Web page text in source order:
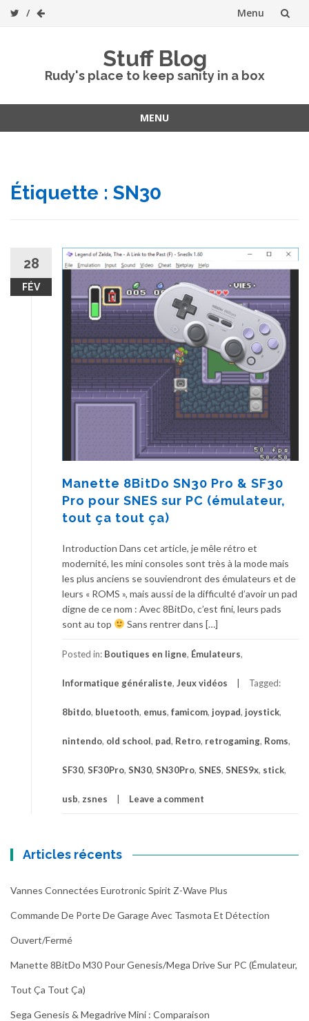
Menu
Stuff Blog
Rudy's place to keep sanity in a box
MENU
Étiquette : SN30
28
FÉV
Manette 8BitDo SN30 Pro & SF30
Pro pour SNES sur PC (émulateur,
tout ça tout ça)
Introduction Dans cet article, je mêle rétro et
modernité, les mini consoles sont très à la mode mais
les plus anciens se souviendront des émulateurs et de
leurs « ROMS », mais aussi de la difficulté d’avoir un pad
digne de ce nom : Avec 8BitDo, c’est fini, leurs pads
sont au top
Sans rentrer dans […]
Posted in: Boutiques en ligne, Émulateurs,
Informatique généraliste, Jeux vidéos Tagged:
8bitdo, bluetooth, emus, famicom, joypad, joystick,
nintendo, old school, pad, Retro, retrogaming, Roms,
SF30, SF30Pro, SN30, SN30Pro, SNES, SNES9x, stick,
usb, zsnes Leave a comment
Articles récents
Vannes Connectées Eurotronic Spirit Z-Wave Plus
Commande De Porte De Garage Avec Tasmota Et Détection
Ouvert/fermé
Manette 8BitDo M30 Pour Genesis/Mega Drive Sur PC (émulateur,
Tout Ça Tout Ça)
Sega Genesis & Megadrive Mini : Comparaison